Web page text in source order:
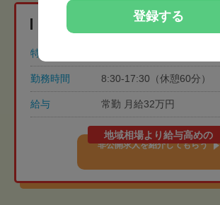
地域相場より給与高めの非公開求人
特徴
勤務時間 8:30-17:30（休憩60分）
給与 常勤 月給32万円
地域相場より給与高めの
非公開求人を紹介してもらう
登録する